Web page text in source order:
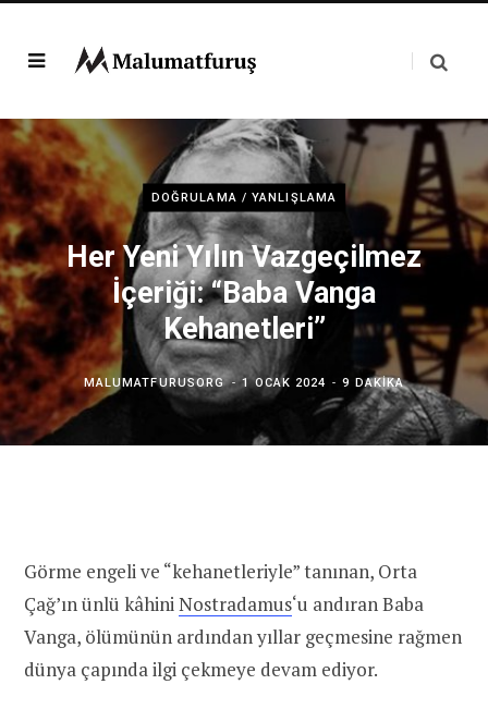
DOĞRULAMA / YANLIŞLAMA
Her Yeni Yılın Vazgeçilmez
İçeriği: “Baba Vanga
Kehanetleri”
MALUMATFURUSORG 1 OCAK 2024 9 DAKIKA
Görme engeli ve “kehanetleriyle” tanınan, Orta
Çağ’ın ünlü kâhiniNostradamus‘u andıran Baba
Vanga, ölümünün ardından yıllar geçmesine rağmen
dünya çapında ilgi çekmeye devam ediyor.